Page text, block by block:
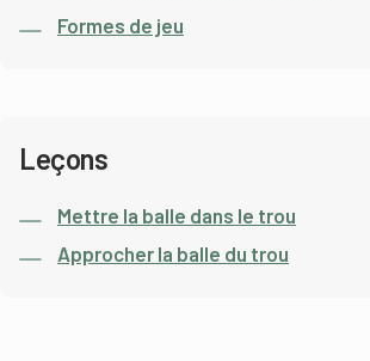
Formes de jeu
Leçons
Mettre la balle dans le trou
Approcher la balle du trou